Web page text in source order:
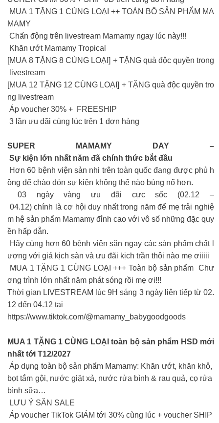
MUA 1 TẶNG 1 CÙNG LOẠI ++ TOÀN BỘ SẢN PHẨM MA
MAMY
Chấn động trên livestream Mamamy ngay lúc này!!!
Khăn ướt Mamamy Tropical
[MUA 8 TẶNG 8 CÙNG LOẠI] + TẶNG quà độc quyền trong
livestream
[MUA 12 TẶNG 12 CÙNG LOẠI] + TẶNG quà độc quyền tro
ng livestream
Áp voucher 30% + FREESHIP
3 lần ưu đãi cùng lúc trên 1 đơn hàng
SUPER MAMAMY DAY –
Sự kiện lớn nhất năm đã chính thức bắt đầu
Hơn 60 bệnh viện sản nhi trên toàn quốc đang được phủ h
ồng để chào đón sự kiện không thể nào bùng nổ hơn.
03 ngày vàng ưu đãi cực sốc (02.12 –
04.12) chính là cơ hội duy nhất trong năm để mẹ trải nghiệ
m hệ sản phẩm Mamamy đỉnh cao với vô số những đặc quy
ền hấp dẫn.
Hãy cùng hơn 60 bệnh viện săn ngay các sản phẩm chất l
ượng với giá kịch sàn và ưu đãi kịch trần thôi nào mẹ ơiiiii
MUA 1 TẶNG 1 CÙNG LOẠI +++ Toàn bộ sản phẩm Chư
ơng trình lớn nhất năm phát sóng rồi mẹ ơi!!!
Thời gian LIVESTREAM lúc 9H sáng 3 ngày liên tiếp từ 02.
12 đến 04.12 tại
https://www.tiktok.com/@mamamy_babygoodgoods
MUA 1 TẶNG 1 CÙNG LOẠI toàn bộ sản phẩm HSD mới
nhất tới T12/2027
Áp dụng toàn bộ sản phẩm Mamamy: Khăn ướt, khăn khô,
bọt tắm gội, nước giặt xả, nước rửa bình & rau quả, cọ rửa
bình sữa…
LƯU Ý SĂN SALE
Áp voucher TikTok GIẢM tới 30% cùng lúc + voucher SHIP